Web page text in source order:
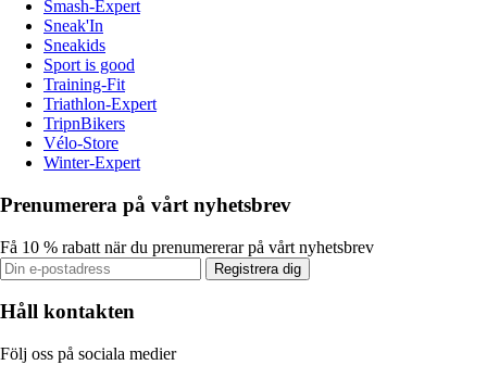
Smash-Expert
Sneak'In
Sneakids
Sport is good
Training-Fit
Triathlon-Expert
TripnBikers
Vélo-Store
Winter-Expert
Prenumerera på vårt nyhetsbrev
Få 10 % rabatt när du prenumererar på vårt nyhetsbrev
Registrera dig
Håll kontakten
Följ oss på sociala medier